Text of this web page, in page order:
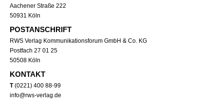
Aachener Straße 222
50931 Köln
POSTANSCHRIFT
RWS Verlag Kommunikationsforum GmbH & Co. KG
Postfach 27 01 25
50508 Köln
KONTAKT
T(0221) 400 88-99
info@rws-verlag.de